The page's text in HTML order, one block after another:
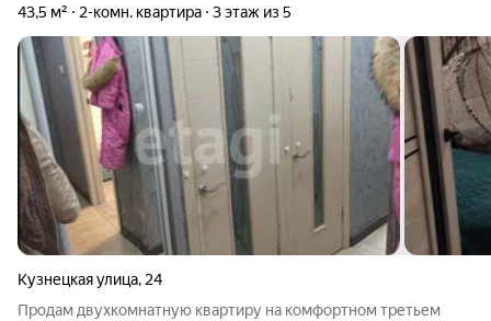
43,5 м² 2-комн. квартира 3 этаж из 5
Кузнецкая улица, 24
Продам двухкомнатную квартиру на комфортном третьем